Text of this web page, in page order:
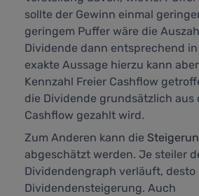
sollte der Gewinn einmal
geringem Puffer wäre die
Dividende dann entsprechend in
exakte Aussage hierzu kann
Kennzahl Freier Cashflow
die Dividende grundsätzlich aus
Cashflow gezahlt wird.
Zum Anderen kann die
abgeschätzt werden. Je steiler
Dividendengraph verläuft, desto
Dividendensteigerung. Auch